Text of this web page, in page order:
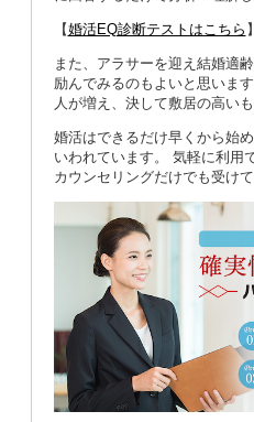
【婚活EQ診断テストはこちら 】
また、アラサーを迎え結婚適
励んでみるのもよいと思いま
人が増え、決して敷居の高い
婚活はできるだけ早くから始
いわれています。 気軽に利用
カウンセリングだけでも受け